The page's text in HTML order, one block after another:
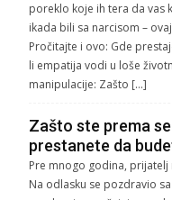
poreklo koje ih tera da vas
ikada bili sa narcisom –
Pročitajte i ovo: Gde
li empatija vodi u loše
manipulacije: Zašto […]
Zašto ste prema
prestanete da
Pre mnogo godina,
Na odlasku se pozdravio